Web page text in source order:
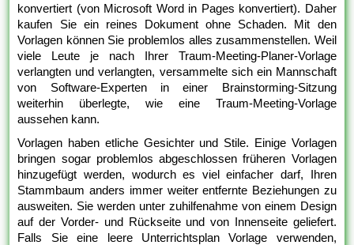
konvertiert (von Microsoft Word in Pages konvertiert). Daher
kaufen Sie ein reines Dokument ohne Schaden. Mit den
Vorlagen können Sie problemlos alles zusammenstellen. Weil
viele Leute je nach Ihrer Traum-Meeting-Planer-Vorlage
verlangten und verlangten, versammelte sich ein Mannschaft
von Software-Experten in einer Brainstorming-Sitzung
weiterhin überlegte, wie eine Traum-Meeting-Vorlage
aussehen kann.
Vorlagen haben etliche Gesichter und Stile. Einige Vorlagen
bringen sogar problemlos abgeschlossen früheren Vorlagen
hinzugefügt werden, wodurch es viel einfacher darf, Ihren
Stammbaum anders immer weiter entfernte Beziehungen zu
ausweiten. Sie werden unter zuhilfenahme von einem Design
auf der Vorder- und Rückseite und von Innenseite geliefert.
Falls Sie eine leere Unterrichtsplan Vorlage verwenden,